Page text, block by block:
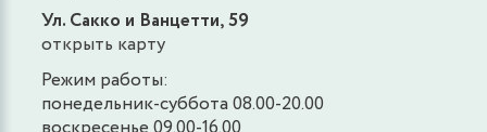
Ул. Сакко и Ванцетти, 59
открыть карту
Режим работы:
понедельник-суббота 08.00-20.00